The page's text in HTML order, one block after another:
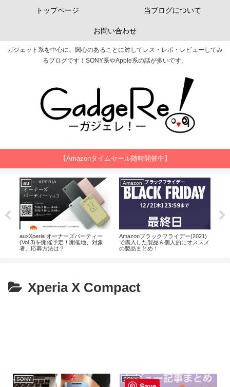
ガジェット系を中心に、関心のあることに対してレス・レポ・レビューしてみ
るブログです！SONY系やApple系の話が多いです。
トップページ 当ブログについて
お問い合わせ
【Amazonタイムセール随時開催中】
au
au×Xperia オーナーズパーティー
(Vol.3)を開催予定！開催地、対象
者、応募方法は？
Amazon
Amazonブラックフライデー(2021)
で購入した製品＆個人的にオススメ
の製品まとめ！
Xperia X Compact
SONY SONY